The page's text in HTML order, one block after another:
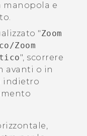
manopola e
"‍Zoom
Zoom
"‍, scorrere
avanti o in
indietro